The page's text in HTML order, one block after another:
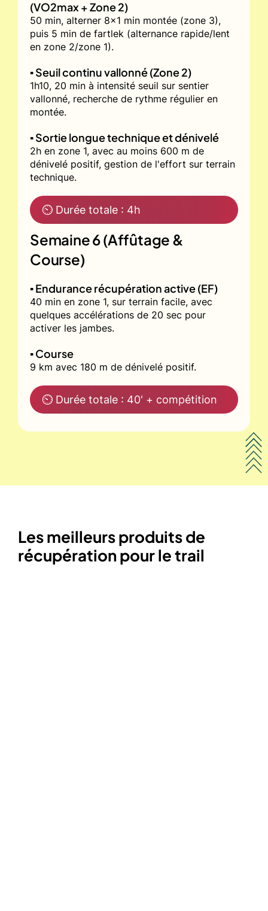
(VO2max + Zone 2)
50 min, alterner 8x1 min montée (zone 3),
puis 5 min de fartlek (alternance rapide/lent
en zone 2/zone 1).
▪️ Seuil continu vallonné (Zone 2)
1h10, 20 min à intensité seuil sur sentier
vallonné, recherche de rythme régulier en
montée.
▪️ Sortie longue technique et dénivelé
2h en zone 1, avec au moins 600 m de
dénivelé positif, gestion de l'effort sur terrain
technique.
⏲ Durée totale : 4h
Semaine 6 (Affûtage &
Course)
▪️ Endurance récupération active (EF)
40 min en zone 1, sur terrain facile, avec
quelques accélérations de 20 sec pour
activer les jambes.
▪️ Course
9 km avec 180 m de dénivelé positif.
⏲ Durée totale : 40' + compétition
Les meilleurs produits de
récupération pour le trail